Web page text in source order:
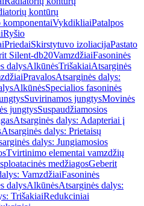
kontūrų
VykdikliaiPatalpos
Ryšio
PriedaiSkirstytuvo izoliacijaPastato
Silent-db20VamzdžiaiFasoninės
dalysAlkūnėsTrišakiaiAtsarginės
PravalosAtsarginės dalys:
AlkūnėsSpecialios fasoninės
Suvirinamos jungtysMovinės
jungtysSuspaudžiamosios
Atsarginės dalys: Adapteriai į
Atsarginės dalys: Prietaisų
dalys: Jungiamosios
Tvirtinimo elementai vamzdžių
medžiagosGeberit
VamzdžiaiFasoninės
dalysAlkūnėsAtsarginės dalys:
TrišakiaiRedukciniai